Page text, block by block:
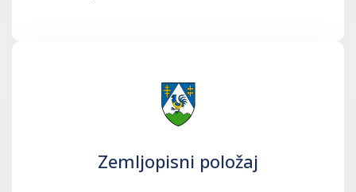
Zemljopisni položaj